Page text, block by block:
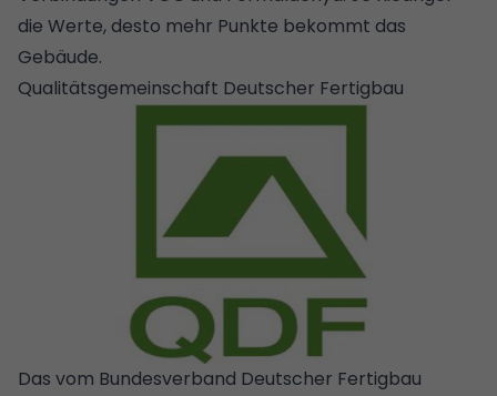
die Werte, desto mehr Punkte bekommt das
Gebäude.
Qualitätsgemeinschaft Deutscher Fertigbau
Das vom Bundesverband Deutscher Fertigbau